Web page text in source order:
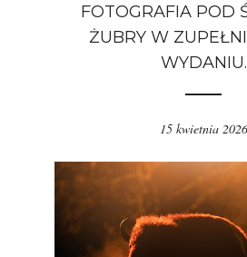
FOTOGRAFIA POD
ŻUBRY W
WYDANIU.
15 kwietnia 2026